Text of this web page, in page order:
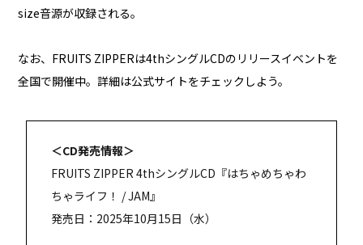
size音源が収録される。
なお、FRUITS ZIPPERは4thシングルCDのリリースイベントを
全国で開催中。詳細は公式サイトをチェックしよう。
＜CD発売情報＞
FRUITS ZIPPER 4thシングルCD『はちゃめちゃわ
ちゃライフ！ / JAM』
発売日：2025年10月15日（水）